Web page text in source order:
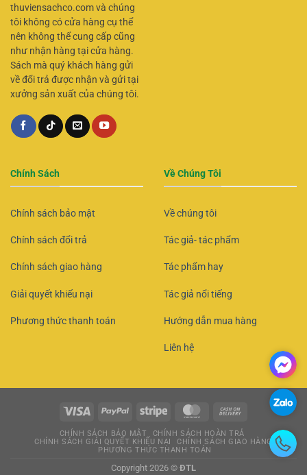
thuviensachco.com và chúng
tôi không có cửa hàng cụ thể
nên không thể cung cấp cũng
như nhận hàng tại cửa hàng.
Sách mà quý khách hàng gửi
về đổi trả được nhận và gửi tại
xưởng sản xuất của chúng tôi.
Chính Sách
Chính sách bảo mật
Chính sách đổi trả
Chính sách giao hàng
Giải quyết khiếu nại
Phương thức thanh toán
Về Chúng Tôi
Về chúng tôi
Tác giả- tác phẩm
Tác phẩm hay
Tác giả nổi tiếng
Hướng dẫn mua hàng
Liên hệ
CHÍNH SÁCH BẢO MẬT
CHÍNH SÁCH HOÀN TRẢ
CHÍNH SÁCH GIẢI QUYẾT KHIẾU NẠI
CHÍNH SÁCH GIAO HÀNG
PHƯƠNG THỨC THANH TOÁN
Copyright 2026 © ĐTL